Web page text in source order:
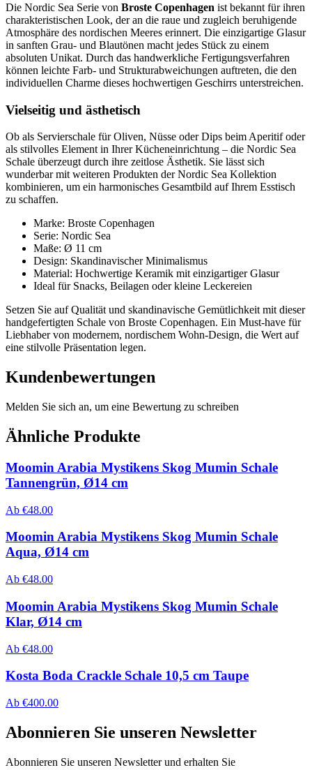
Die Nordic Sea Serie von Broste Copenhagen ist bekannt für ihren
charakteristischen Look, der an die raue und zugleich beruhigende
Atmosphäre des nordischen Meeres erinnert. Die einzigartige Glasur
in sanften Grau- und Blautönen macht jedes Stück zu einem
absoluten Unikat. Durch das handwerkliche Fertigungsverfahren
können leichte Farb- und Strukturabweichungen auftreten, die den
individuellen Charme dieses hochwertigen Geschirrs unterstreichen.
Vielseitig und ästhetisch
Ob als Servierschale für Oliven, Nüsse oder Dips beim Aperitif oder
als stilvolles Element in Ihrer Kücheneinrichtung – die Nordic Sea
Schale überzeugt durch ihre zeitlose Ästhetik. Sie lässt sich
wunderbar mit weiteren Produkten der Nordic Sea Kollektion
kombinieren, um ein harmonisches Gesamtbild auf Ihrem Esstisch
zu schaffen.
Marke: Broste Copenhagen
Serie: Nordic Sea
Maße: Ø 11 cm
Design: Skandinavischer Minimalismus
Material: Hochwertige Keramik mit einzigartiger Glasur
Ideal für Snacks, Beilagen oder kleine Leckereien
Setzen Sie auf Qualität und skandinavische Gemütlichkeit mit dieser
handgefertigten Schale von Broste Copenhagen. Ein Must-have für
Liebhaber von modernem, nordischem Wohn-Design, die Wert auf
eine stilvolle Präsentation legen.
Kundenbewertungen
Melden Sie sich an, um eine Bewertung zu schreiben
Ähnliche Produkte
Moomin Arabia Mystikens Skog Mumin Schale
Tannengrün, Ø14 cm
Ab €48.00
Moomin Arabia Mystikens Skog Mumin Schale
Aqua, Ø14 cm
Ab €48.00
Moomin Arabia Mystikens Skog Mumin Schale
Klar, Ø14 cm
Ab €48.00
Kosta Boda Crackle Schale 10,5 cm Taupe
Ab €400.00
Abonnieren Sie unseren Newsletter
Abonnieren Sie unseren Newsletter und erhalten Sie